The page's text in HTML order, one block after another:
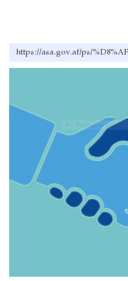
https://asa.gov.af/ps/